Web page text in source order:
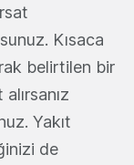
Kısaca
belirtilen bir
Yakıt
de